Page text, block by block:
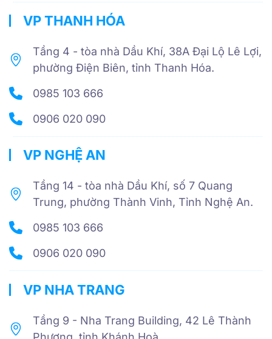
VP THANH HÓA
Tầng 4 - tòa nhà Dầu Khí, 38A Đại Lộ Lê Lợi,
phường Điện Biên, tỉnh Thanh Hóa.
0985 103 666
0906 020 090
VP NGHỆ AN
Tầng 14 - tòa nhà Dầu Khí, số 7 Quang
Trung, phường Thành Vinh, Tỉnh Nghệ An.
0985 103 666
0906 020 090
VP NHA TRANG
Tầng 9 - Nha Trang Building, 42 Lê Thành